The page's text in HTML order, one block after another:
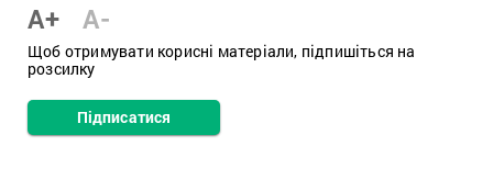
A+ A-
Щоб отримувати корисні матеріали, підпишіться на
розсилку
Підписатися